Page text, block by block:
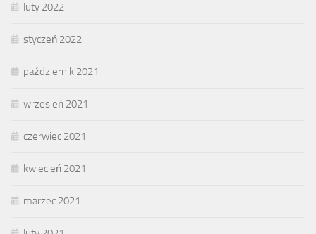
luty 2022
styczeń 2022
październik 2021
wrzesień 2021
czerwiec 2021
kwiecień 2021
marzec 2021